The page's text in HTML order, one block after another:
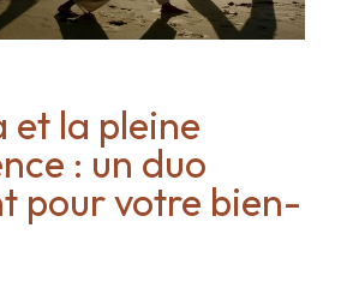
et la pleine
: un duo
pour votre bien-